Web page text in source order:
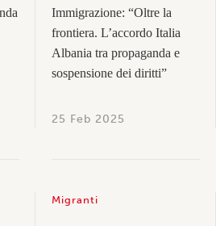
Immigrazione: “Oltre la
frontiera. L’accordo Italia
Albania tra propaganda e
sospensione dei diritti”
25 Feb 2025
Migranti